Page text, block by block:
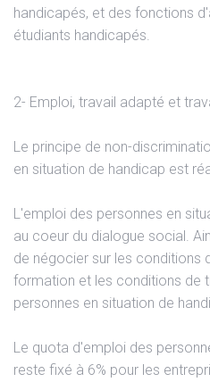
handicapés, et des fonctions
étudiants handicapés.
2- Emploi, travail adapté et
Le principe de non-
en situation de handicap est
L'emploi des personnes en
au coeur du dialogue social.
de négocier sur les conditions
formation et les conditions de
personnes en situation de
Le quota d'emploi des
reste fixé à 6% pour les